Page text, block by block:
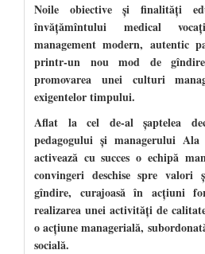
Noile obiective şi finalităţi
învăţămîntului medical
management modern, autentic
printr-un nou mod de
promovarea unei culturi
exigentelor timpului.
Aflat la cel de-al şaptelea
pedagogului şi managerului
activează cu succes o echipă
convingeri deschise spre
gîndire, curajoasă în acţiuni
realizarea unei activităţi de
o acţiune managerială,
socială.